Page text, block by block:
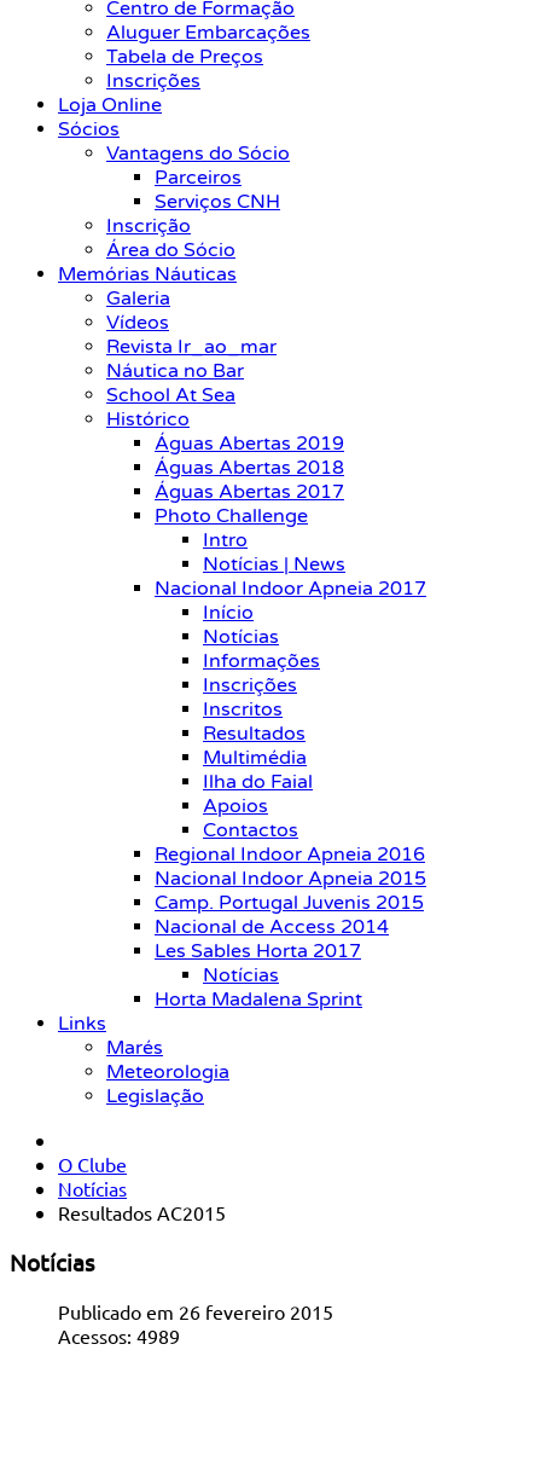
Centro de Formação
Aluguer Embarcações
Tabela de Preços
Inscrições
Loja Online
Sócios
Vantagens do Sócio
Parceiros
Serviços CNH
Inscrição
Área do Sócio
Memórias Náuticas
Galeria
Vídeos
Revista Ir_ao_mar
Náutica no Bar
School At Sea
Histórico
Águas Abertas 2019
Águas Abertas 2018
Águas Abertas 2017
Photo Challenge
Intro
Notícias | News
Nacional Indoor Apneia 2017
Início
Notícias
Informações
Inscrições
Inscritos
Resultados
Multimédia
Ilha do Faial
Apoios
Contactos
Regional Indoor Apneia 2016
Nacional Indoor Apneia 2015
Camp. Portugal Juvenis 2015
Nacional de Access 2014
Les Sables Horta 2017
Notícias
Horta Madalena Sprint
Links
Marés
Meteorologia
Legislação
O Clube
Notícias
Resultados AC2015
Notícias
Publicado em 26 fevereiro 2015
Acessos: 4989